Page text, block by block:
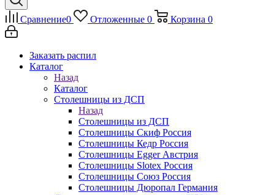
Сравнение0 Отложенные 0 Корзина 0
Заказать распил
Каталог
Назад
Каталог
Столешницы из ДСП
Назад
Столешницы из ДСП
Столешницы Скиф Россия
Столешницы Кедр Россия
Столешницы Egger Австрия
Столешницы Slotex Россия
Столешницы Союз Россия
Столешницы Дюропал Германия